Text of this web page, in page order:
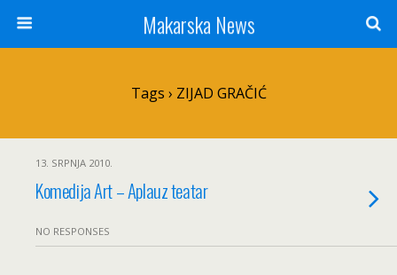
Makarska News
Tags › ZIJAD GRAČIĆ
13. SRPNJA 2010.
Komedija Art – Aplauz teatar
NO RESPONSES